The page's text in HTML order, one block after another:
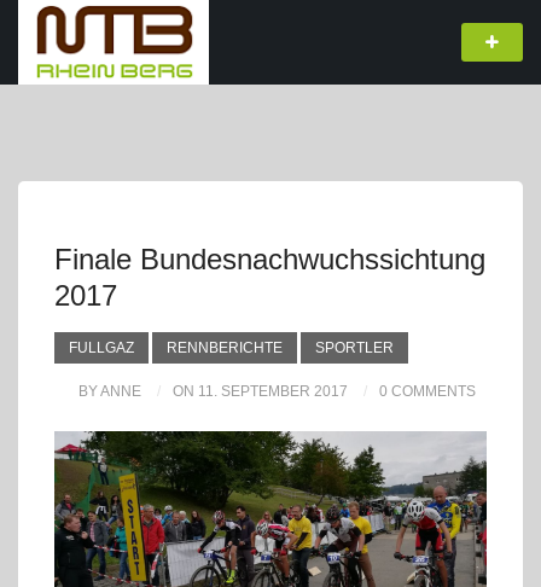
Finale Bundesnachwuchssichtung
2017
FULLGAZ RENNBERICHTE SPORTLER
BY ANNE ON 11. SEPTEMBER 2017 0 COMMENTS